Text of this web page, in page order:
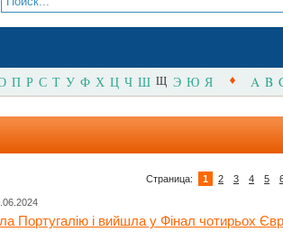
П Р С Т У Ф Х Ц Ч Ш Щ Э Ю Я A B
Страница: 1 2 3 4 5
Португалію і вийшла у Фінал чотирьох